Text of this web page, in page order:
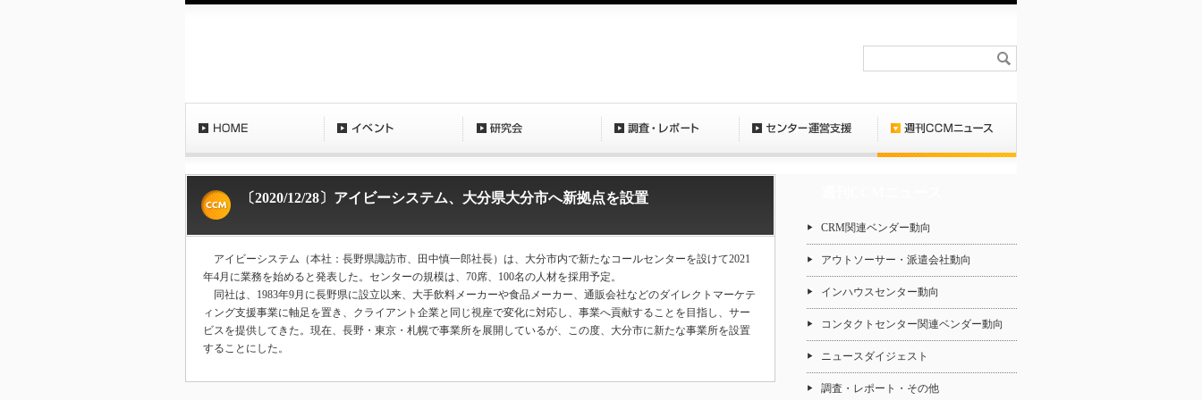
〔2020/12/28〕アイビーシステム、大分県大分市へ新拠点を設置
アイビーシステム（本社：長野県諏訪市、田中慎一郎社長）は、大分市内で新たなコールセンターを設けて2021
年4月に業務を始めると発表した。センターの規模は、70席、100名の人材を採用予定。
同社は、1983年9月に長野県に設立以来、大手飲料メーカーや食品メーカー、通販会社などのダイレクトマーケテ
ィング支援事業に軸足を置き、クライアント企業と同じ視座で変化に対応し、事業へ貢献することを目指し、サー
ビスを提供してきた。現在、長野・東京・札幌で事業所を展開しているが、この度、大分市に新たな事業所を設置
することにした。
CRM関連ベンダー動向
アウトソーサー・派遣会社動向
インハウスセンター動向
コンタクトセンター関連ベンダー動向
ニュースダイジェスト
調査・レポート・その他